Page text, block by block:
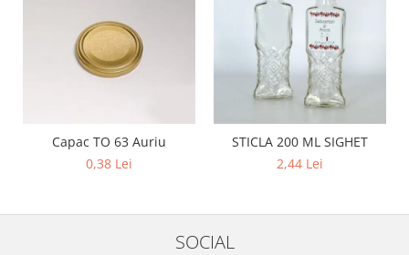
Capac TO 63 Auriu
0,38 Lei
STICLA 200 ML SIGHET
2,44 Lei
SOCIAL